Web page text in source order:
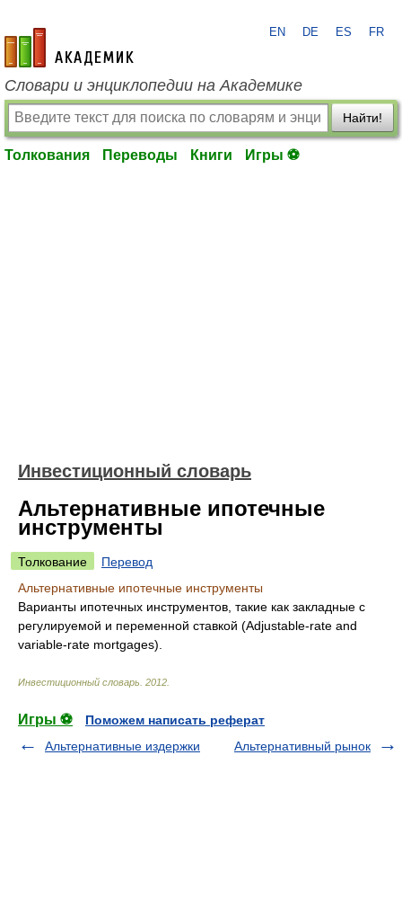
academic.ru
EN DE ES FR
Словари и энциклопедии на Академике
Найти!
Толкования Переводы Книги Игры ⚽
Инвестиционный словарь
Альтернативные ипотечные
инструменты
Толкование
Перевод
Альтернативные ипотечные инструменты
Варианты ипотечных инструментов, такие как закладные с
регулируемой и переменной ставкой (Adjustable-rate and
variable-rate mortgages).
Инвестиционный словарь 2012
Игры ⚽
Поможем написать реферат
Альтернативные издержки
Альтернативный рынок